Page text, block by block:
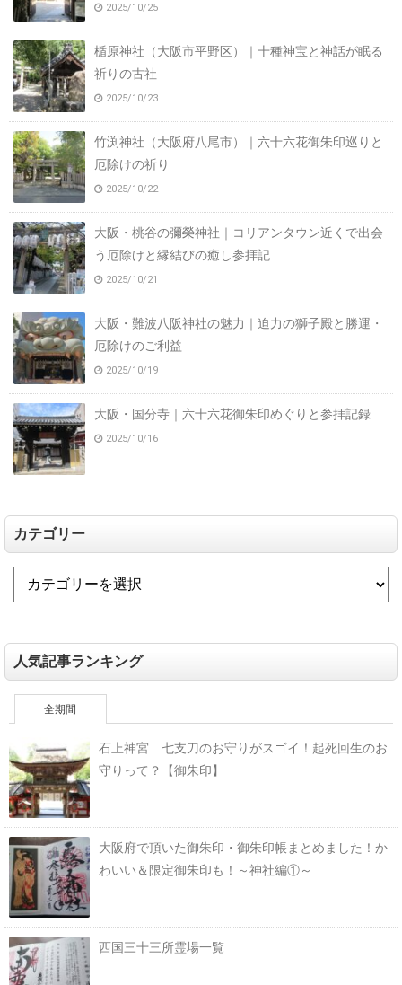
2025/10/25
楯原神社（大阪市平野区）｜十種神宝と神話が眠る
祈りの古社
2025/10/23
竹渕神社（大阪府八尾市）｜六十六花御朱印巡りと
厄除けの祈り
2025/10/22
大阪・桃谷の彌榮神社｜コリアンタウン近くで出会
う厄除けと縁結びの癒し参拝記
2025/10/21
大阪・難波八阪神社の魅力｜迫力の獅子殿と勝運・
厄除けのご利益
2025/10/19
大阪・国分寺｜六十六花御朱印めぐりと参拝記録
2025/10/16
カテゴリー
人気記事ランキング
全期間
石上神宮 七支刀のお守りがスゴイ！起死回生のお
守りって？【御朱印】
大阪府で頂いた御朱印・御朱印帳まとめました！か
わいい＆限定御朱印も！～神社編①～
西国三十三所霊場一覧